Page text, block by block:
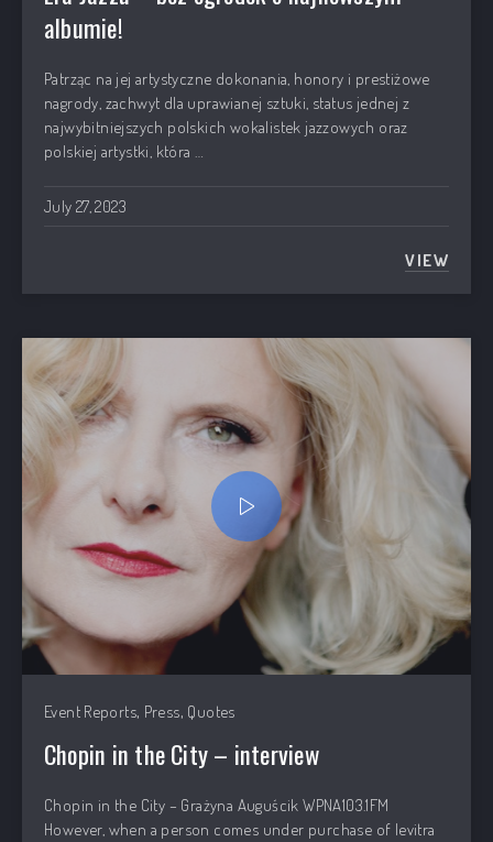
albumie!
Patrząc na jej artystyczne dokonania, honory i prestiżowe
nagrody, zachwyt dla uprawianej sztuki, status jednej z
najwybitniejszych polskich wokalistek jazzowych oraz
polskiej artystki, która …
July 27, 2023
VIEW
ERA
Event Reports, Press, Quotes
Chopin in the City – interview
Chopin in the City – Grażyna Auguścik WPNA103.1FM
However, when a person comes under purchase of levitra